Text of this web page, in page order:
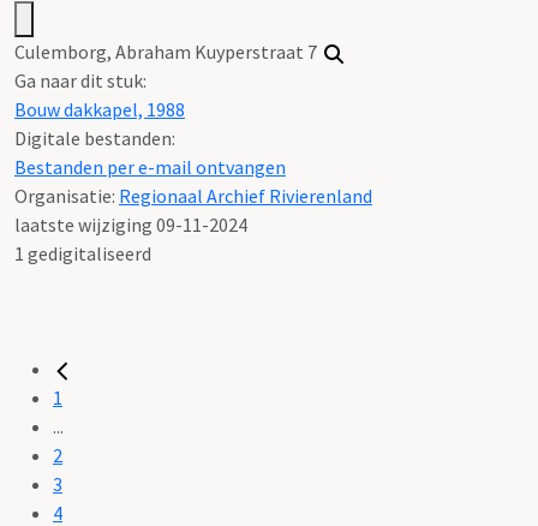
Culemborg, Abraham Kuyperstraat 7
Ga naar dit stuk:
Bouw dakkapel, 1988
Digitale bestanden:
Bestanden per e-mail ontvangen
Organisatie: Regionaal Archief Rivierenland
laatste wijziging 09-11-2024
1 gedigitaliseerd
1
...
2
3
4